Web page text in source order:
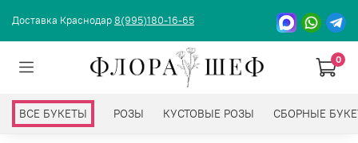
Доставка Краснодар8(995)180-16-65
0
ВСЕ БУКЕТЫ РОЗЫ КУСТОВЫЕ РОЗЫ СБОРНЫЕ